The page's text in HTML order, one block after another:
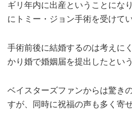
ギリ年内に出産ということにな
にトミー・ジョン手術を受けてい
手術前後に結婚するのは考えに
かり婚で婚姻届を提出したとい
ベイスターズファンからは驚き
すが、同時に祝福の声も多く寄